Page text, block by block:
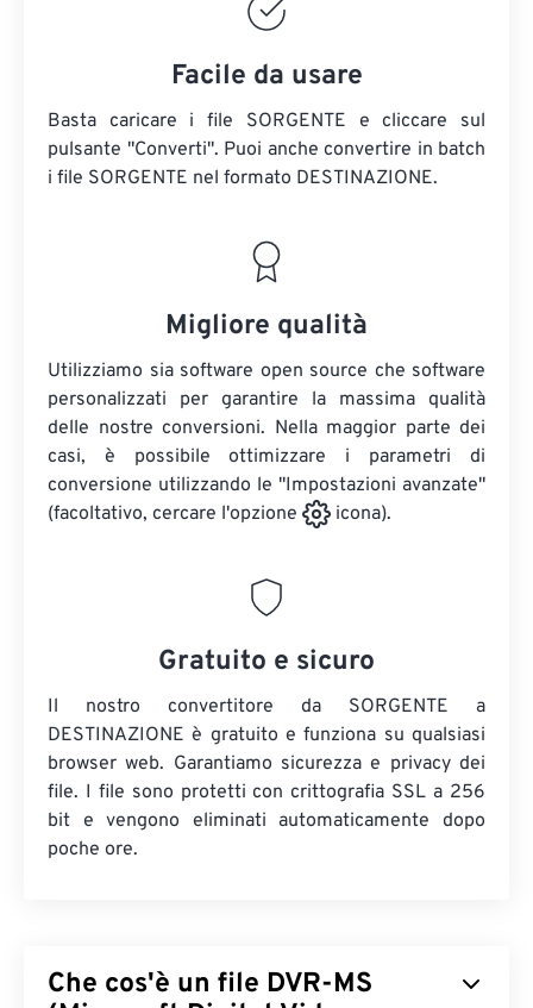
Facile da usare
Basta caricare i file SORGENTE e cliccare sul
pulsante "Converti". Puoi anche convertire in batch
i file SORGENTE nel formato DESTINAZIONE.
Migliore qualità
Utilizziamo sia software open source che software
personalizzati per garantire la massima qualità
delle nostre conversioni. Nella maggior parte dei
casi, è possibile ottimizzare i parametri di
conversione utilizzando le "Impostazioni avanzate"
(facoltativo, cercare l'opzione
icona).
Gratuito e sicuro
Il nostro convertitore da SORGENTE a
DESTINAZIONE è gratuito e funziona su qualsiasi
browser web. Garantiamo sicurezza e privacy dei
file. I file sono protetti con crittografia SSL a 256
bit e vengono eliminati automaticamente dopo
poche ore.
Che cos'è un file DVR-MS